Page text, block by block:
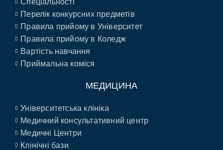
Спеціальності
Перелік конкурсних предметів
Правила прийому в Університет
Правила прийому в Коледж
Вартість навчання
Приймальна коміся
МЕДИЦИНА
Університетська клініка
Медичний консультативний центр
Медичні Центри
Клінічні бази